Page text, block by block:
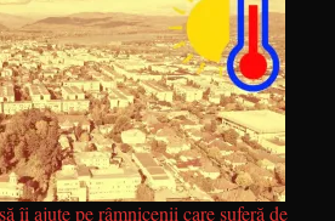
îi ajute pe râmnicenii care suferă de